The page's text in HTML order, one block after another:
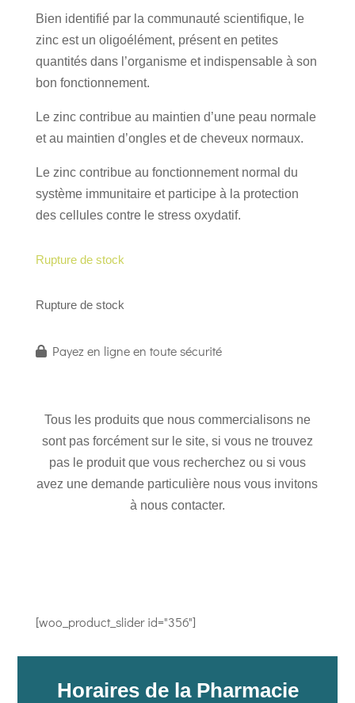
Bien identifié par la communauté scientifique, le
zinc est un oligoélément, présent en petites
quantités dans l’organisme et indispensable à son
bon fonctionnement.
Le zinc contribue au maintien d’une peau normale
et au maintien d’ongles et de cheveux normaux.
Le zinc contribue au fonctionnement normal du
système immunitaire et participe à la protection
des cellules contre le stress oxydatif.
Rupture de stock
Rupture de stock
Payez en ligne en toute sécurité
Tous les produits que nous commercialisons ne
sont pas forcément sur le site, si vous ne trouvez
pas le produit que vous recherchez ou si vous
avez une demande particulière nous vous invitons
à nous contacter.
[woo_product_slider id="356"]
Horaires de la Pharmacie